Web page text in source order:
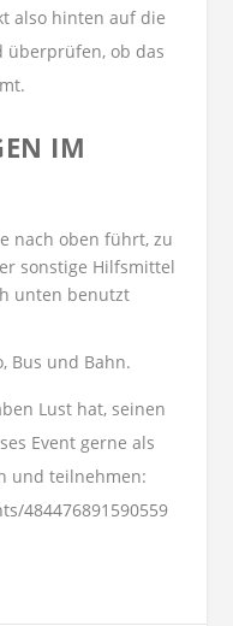
also hinten auf die
überprüfen, ob das
IM
nach oben führt, zu
sonstige Hilfsmittel
unten benutzt
Bus und Bahn.
Lust hat, seinen
Event gerne als
und teilnehmen:
484476891590559